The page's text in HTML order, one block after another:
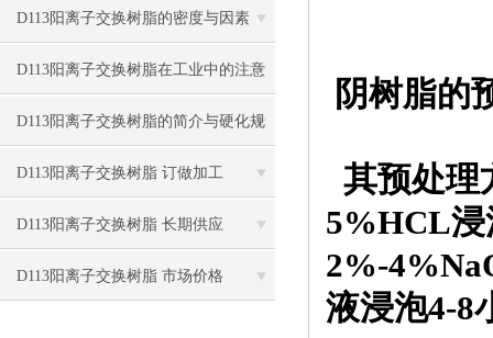
D113阳离子交换树脂的密度与因素
D113阳离子交换树脂在工业中的注意
事项
D113阳离子交换树脂的简介与硬化规
程
D113阳离子交换树脂 订做加工
D113阳离子交换树脂 长期供应
D113阳离子交换树脂 市场价格
阴树脂的
其预处理
5%HCL浸
2%-
液浸泡4-8